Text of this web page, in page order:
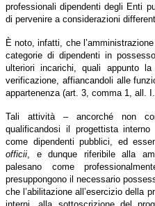
professionali dipendenti degli Enti
di pervenire a considerazioni
È noto, infatti, che
categorie di dipendenti in
ulteriori incarichi, quali appunto
verificazione, affiancandoli alle
appartenenza (art. 3, comma 1, all.
Tali attività – ancorché non
qualificandosi il progettista
come dipendenti pubblici, ed
officii , e dunque riferibile alla
palesano come
presuppongono il necessario
che l’abilitazione all’esercizio della